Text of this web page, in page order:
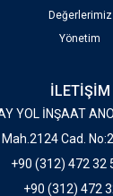
Değerlerimiz
Yönetim
İLETİŞİM
YOL İNŞAAT
Cad.
+90 (312) 472 32
+90 (312) 472